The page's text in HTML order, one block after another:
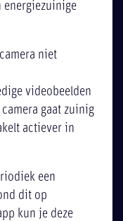
energiezuinige
niet
videobeelden
gaat zuinig
actiever in
een
dit op
kun je deze